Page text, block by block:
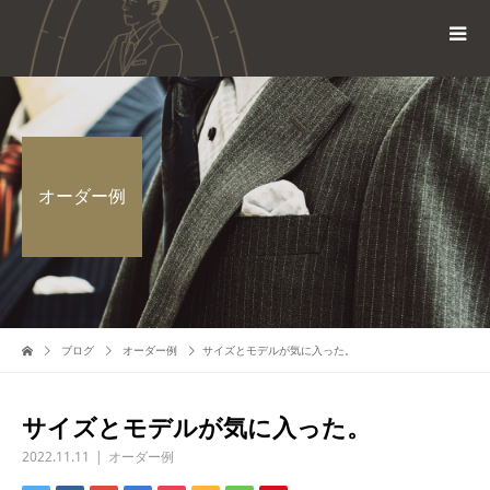
オーダー例
ブログ オーダー例 サイズとモデルが気に入った。
サイズとモデルが気に入った。
2022.11.11 オーダー例